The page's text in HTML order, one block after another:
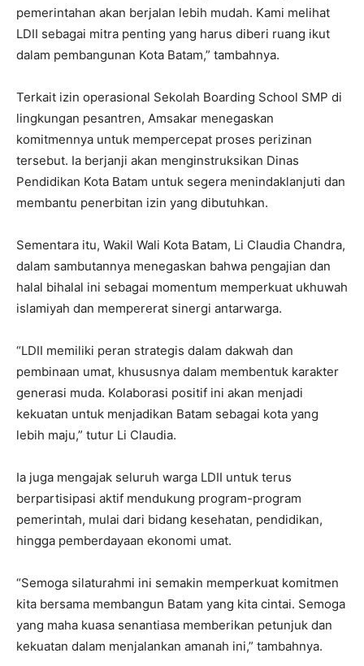
pemerintahan akan berjalan lebih mudah. Kami melihat
LDII sebagai mitra penting yang harus diberi ruang ikut
dalam pembangunan Kota Batam,” tambahnya.
Terkait izin operasional Sekolah Boarding School SMP di
lingkungan pesantren, Amsakar menegaskan
komitmennya untuk mempercepat proses perizinan
tersebut. Ia berjanji akan menginstruksikan Dinas
Pendidikan Kota Batam untuk segera menindaklanjuti dan
membantu penerbitan izin yang dibutuhkan.
Sementara itu, Wakil Wali Kota Batam, Li Claudia Chandra,
dalam sambutannya menegaskan bahwa pengajian dan
halal bihalal ini sebagai momentum memperkuat ukhuwah
islamiyah dan mempererat sinergi antarwarga.
“LDII memiliki peran strategis dalam dakwah dan
pembinaan umat, khususnya dalam membentuk karakter
generasi muda. Kolaborasi positif ini akan menjadi
kekuatan untuk menjadikan Batam sebagai kota yang
lebih maju,” tutur Li Claudia.
Ia juga mengajak seluruh warga LDII untuk terus
berpartisipasi aktif mendukung program-program
pemerintah, mulai dari bidang kesehatan, pendidikan,
hingga pemberdayaan ekonomi umat.
“Semoga silaturahmi ini semakin memperkuat komitmen
kita bersama membangun Batam yang kita cintai. Semoga
yang maha kuasa senantiasa memberikan petunjuk dan
kekuatan dalam menjalankan amanah ini,” tambahnya.